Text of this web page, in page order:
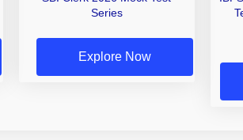
Series
Explore Now